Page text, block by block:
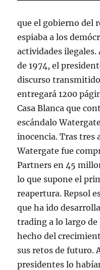
que el gobierno del
espiaba a los
actividades
de 1974, el
discurso
entregará 1200
Casa Blanca que
escándalo
inocencia. Tras tres
Watergate fue
Partners en 45
lo que supone el
reapertura. Repsol
que ha ido
trading a lo largo
hecho del
sus retos de futuro.
presidentes lo